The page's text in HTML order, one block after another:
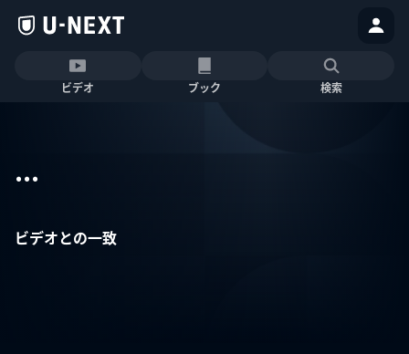
ビデオ ブック 検索
...
ビデオとの一致